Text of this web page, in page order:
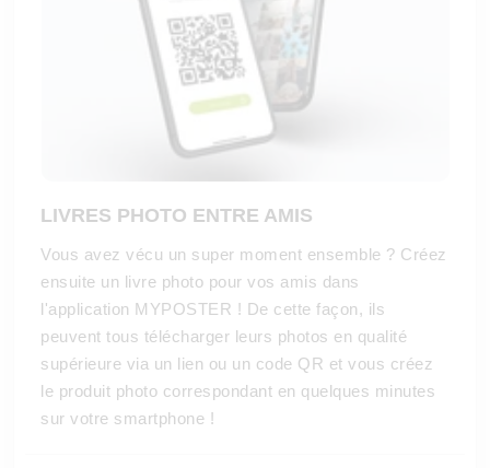
LIVRES PHOTO ENTRE AMIS
Vous avez vécu un super moment ensemble ? Créez
ensuite un livre photo pour vos amis dans
l'application MYPOSTER ! De cette façon, ils
peuvent tous télécharger leurs photos en qualité
supérieure via un lien ou un code QR et vous créez
le produit photo correspondant en quelques minutes
sur votre smartphone !